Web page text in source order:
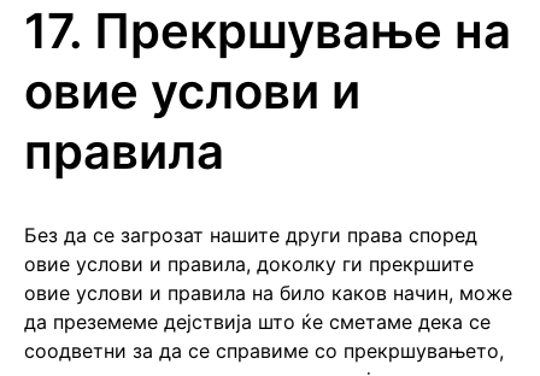
17. Прекршување на
овие услови и
правила
Без да се загрозат нашите други права според
овие услови и правила, доколку ги прекршите
овие услови и правила на било каков начин, може
да преземеме дејствија што ќе сметаме дека се
соодветни за да се справиме со прекршувањето,